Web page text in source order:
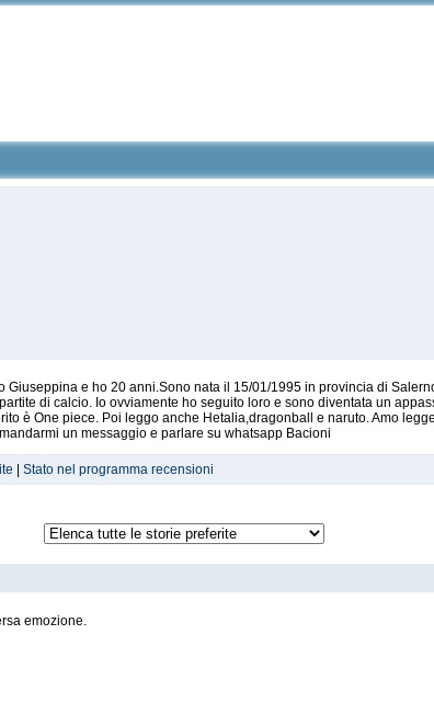
Giuseppina e ho 20 anni.Sono nata il 15/01/1995 in provincia di
di calcio. Io ovviamente ho seguito loro e sono diventata un
è One piece. Poi leggo anche Hetalia,dragonball e naruto. Amo
un messaggio e parlare su whatsapp Bacioni
|Stato nel programma recensioni
emozione.